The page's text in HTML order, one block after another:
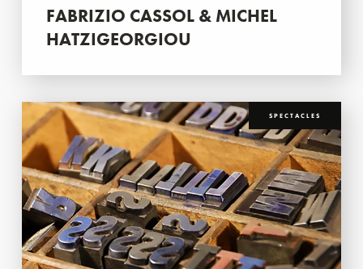
FABRIZIO CASSOL & MICHEL
HATZIGEORGIOU
SPECTACLES